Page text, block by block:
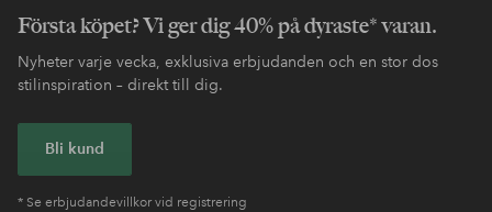
Första köpet? Vi ger dig 40% på dyraste* varan.
Nyheter varje vecka, exklusiva erbjudanden och en stor dos
stilinspiration – direkt till dig.
Bli kund
* Se erbjudandevillkor vid registrering